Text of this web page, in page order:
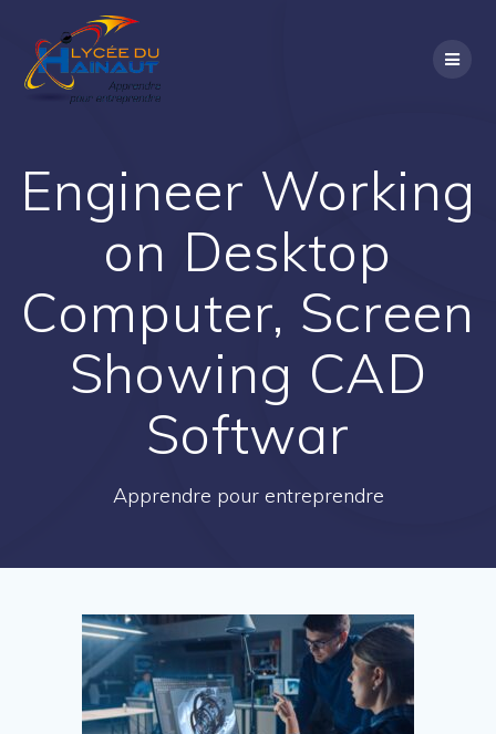
Engineer Working
on Desktop
Computer, Screen
Showing CAD
Softwar
Apprendre pour entreprendre